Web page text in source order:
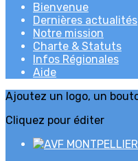
Bienvenue
Dernières actualités
Notre mission
Charte & Statuts
Infos Régionales
Aide
Ajoutez un logo, un
Cliquez pour éditer